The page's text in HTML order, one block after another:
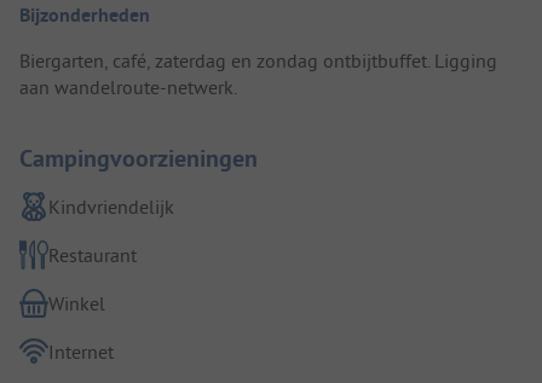
Bijzonderheden
Biergarten, café, zaterdag en zondag ontbijtbuffet. Ligging
aan wandelroute-netwerk.
Campingvoorzieningen
Kindvriendelijk
Restaurant
Winkel
Internet